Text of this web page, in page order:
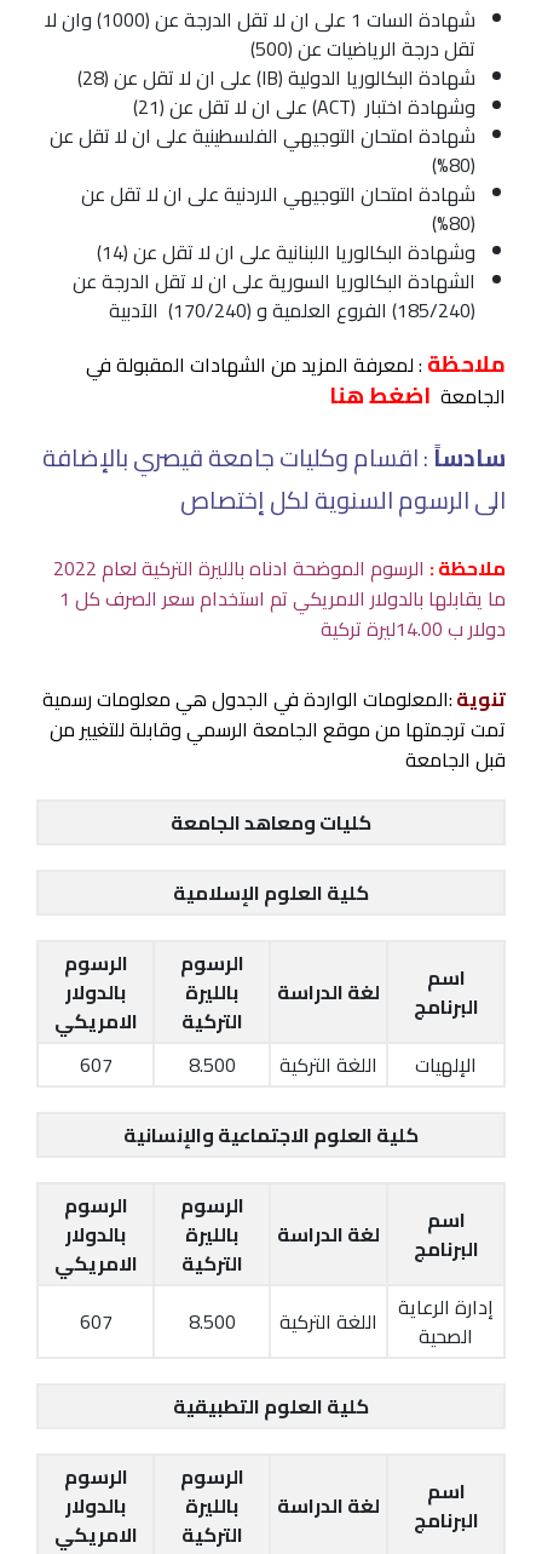
شهادة السات 1 على ان لا تقل الدرجة عن (1000) وان لا
تقل درجة الرياضيات عن (500)
شهادة البكالوريا الدولية (IB) على ان لا تقل عن (28)
وشهادة اختبار (ACT) على ان لا تقل عن (21)
شهادة امتحان التوجيهي الفلسطينية على ان لا تقل عن
(80%)
شهادة امتحان التوجيهي الاردنية على ان لا تقل عن
(80%)
وشهادة البكالوريا اللبنانية على ان لا تقل عن (14)
الشهادة البكالوريا السورية على ان لا تقل الدرجة عن
(185/240) الفروع العلمية و (170/240) الآدبية
ملاحظة : لمعرفة المزيد من الشهادات المقبولة في
الجامعة اضغط هنا
سادساً: اقسام وكليات جامعة قيصري بالإضافة
الى الرسوم السنوية لكل إختصاص
ملاحظة :
الرسوم الموضحة ادناه بالليرة التركية لعام 2022
ما يقابلها بالدولار الامريكي تم استخدام سعر الصرف كل 1
دولار ب 14.00ليرة تركية
تنوية:المعلومات الواردة في الجدول هي معلومات رسمية
تمت ترجمتها من موقع الجامعة الرسمي وقابلة للتغيير من
قبل الجامعة
كليات ومعاهد الجامعة
كلية العلوم الإسلامية
اسم
البرنامج
لغة الدراسة
الرسوم
بالليرة
التركية
الرسوم
بالدولار
الامريكي
الإلهيات
اللغة التركية 8.500
607
كلية العلوم الاجتماعية والإنسانية
اسم
البرنامج
لغة الدراسة
الرسوم
بالليرة
التركية
الرسوم
بالدولار
الامريكي
إدارة الرعاية
الصحية
اللغة التركية 8.500
607
كلية العلوم التطبيقية
اسم
البرنامج
لغة الدراسة
الرسوم
بالليرة
التركية
الرسوم
بالدولار
الامريكي